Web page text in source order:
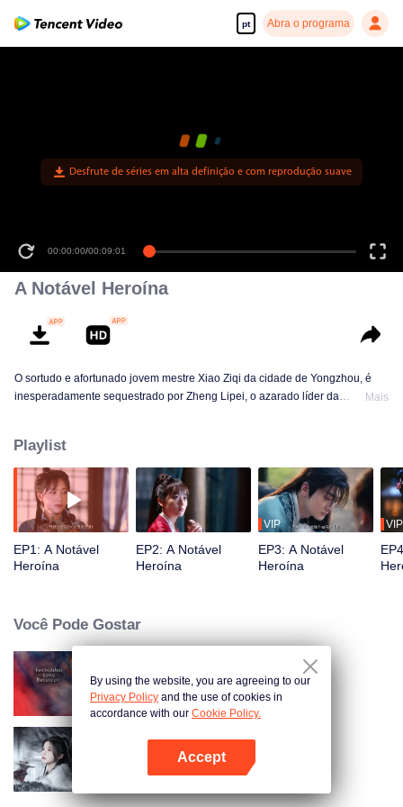
pt Abra o programa
Abra o programa
Desfrute de séries em alta definição e com reprodução suave
00:00:00/00:09:01
A Notável Heroína
O sortudo e afortunado jovem mestre Xiao Ziqi da cidade de Yongzhou, é
inesperadamente sequestrado por Zheng Lipei, o azarado líder da
Changliu, se transforma em um campo de batalha entre os estados rivais de
Shao e Yong. Os dois adversários, agora enredados em uma luta pelo
poder, embarcam em uma jornada de amor aventureiro enquanto defendem
sua terra natal.
Mais
Playlist
EP1: A Notável
Heroína
EP2: A Notável
Heroína
VIP
EP3: A Notável
Heroína
VIP
Você Pode Gostar
Senhor Imortal Está Em Apuros
Blade's Dance with You
By using the website, you are agreeing to our
Privacy Policy and the use of cookies in
accordance with our Cookie Policy.
Accept